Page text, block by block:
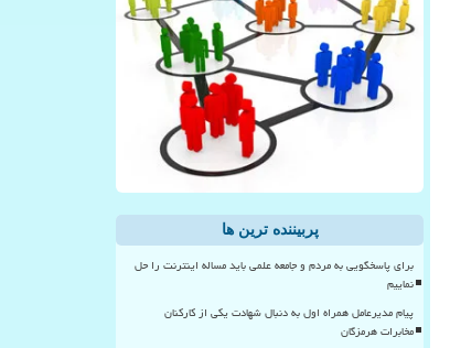
پربیننده ترین ها
برای پاسخگویی به مردم و جامعه علمی باید مساله اینترنت را حل
نماییم
پیام مدیرعامل همراه اول به دنبال شهادت یکی از کارکنان
مخابرات هرمزگان